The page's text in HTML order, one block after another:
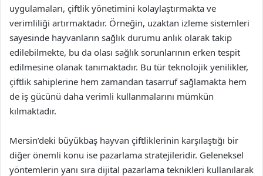
uygulamaları, çiftlik yönetimini kolaylaştırmakta ve
verimliliği artırmaktadır. Örneğin, uzaktan izleme sistemleri
sayesinde hayvanların sağlık durumu anlık olarak takip
edilebilmekte, bu da olası sağlık sorunlarının erken tespit
edilmesine olanak tanımaktadır. Bu tür teknolojik yenilikler,
çiftlik sahiplerine hem zamandan tasarruf sağlamakta hem
de iş gücünü daha verimli kullanmalarını mümkün
kılmaktadır.
Mersin’deki büyükbaş hayvan çiftliklerinin karşılaştığı bir
diğer önemli konu ise pazarlama stratejileridir. Geleneksel
yöntemlerin yanı sıra dijital pazarlama teknikleri kullanılarak